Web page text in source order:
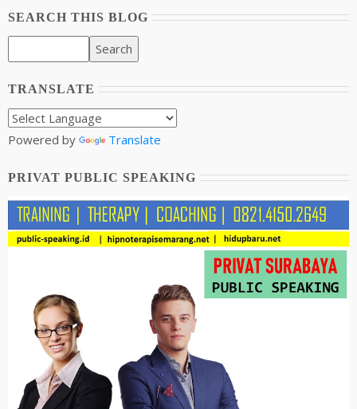
SEARCH THIS BLOG
TRANSLATE
Powered by Translate
PRIVAT PUBLIC SPEAKING